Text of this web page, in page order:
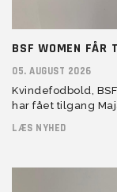
BSF WOMEN FÅR
05. AUGUST 2026
Kvindefodbold,
har fået tilgang
LÆS NYHED